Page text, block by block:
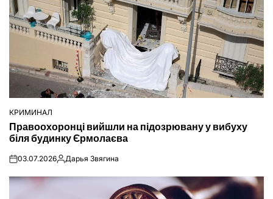
ОПУБЛІКУВАТИ
КРИМИНАЛ
Правоохоронці вийшли на підозрювану у вибуху
біля будинку Єрмолаєва
on03.07.2026Опубліковано
Дарья Звягина